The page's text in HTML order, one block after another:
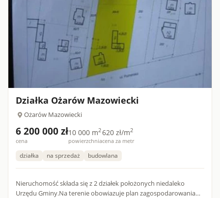
Działka Ożarów Mazowiecki
Ożarów Mazowiecki
6 200 000 zł
cena
10 000 m2
powierzchnia
620 zł/m2
cena za metr
działka na sprzedaż budowlana
Nieruchomość składa się z 2 działek położonych niedaleko
Urzędu Gminy.Na terenie obowiazuje plan zagospodarowania